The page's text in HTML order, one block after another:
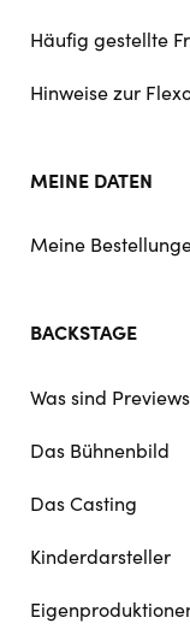
Häufig gestellte
Hinweise zur
MEINE DATEN
Meine
BACKSTAGE
Was sind
Das Bühnenbild
Das Casting
Kinderdarsteller